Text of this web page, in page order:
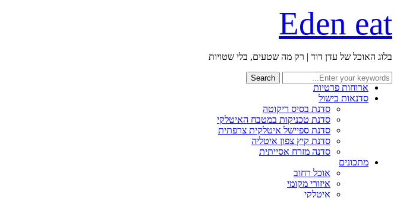
Eden eat
בלוג האוכל של עדן דוד | רק מה שטעים, בלי שטויות
מי אני?
ארוחות פרטיות
סדנאות בישול
סדנת בסיס ריקוטה
סדנת טכניקות במטבח האיטלקי
סדנת ספיישל איטלקית צרפתית
סדנת קיץ צפון איטליה
סדנה מזרח אסייתית
מתכונים
אוכל רחוב
איזורי מקומי
איטלקי